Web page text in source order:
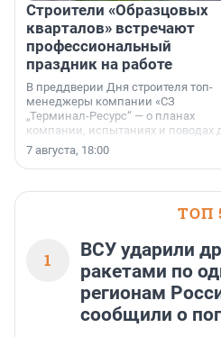
Строители «Образцовых
кварталов» встречают
профессиональный
праздник на работе
В преддверии Дня строителя топ-
менеджеры компании «СЗ
„Терминал-Ресурс“ — о планах
компании, испытаниях и поводах
осторожного оптимизма.
7 августа, 18:00
ТОП
1
ВСУ ударили
ракетами по
регионам
сообщили о